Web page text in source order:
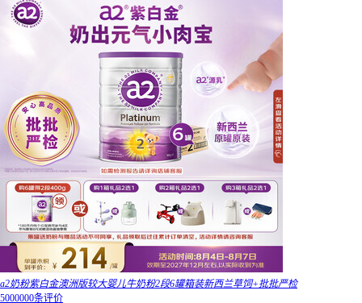
a2奶粉紫白金澳洲版较大婴儿牛奶粉2段6罐箱装新西兰草饲+批批严检
5000000条评价